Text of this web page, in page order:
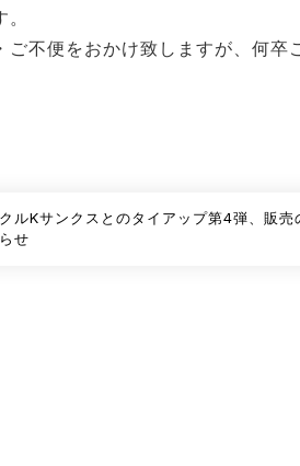
不便をおかけ致しますが、何卒
ルKサンクスとのタイアップ第4弾、販売
せ